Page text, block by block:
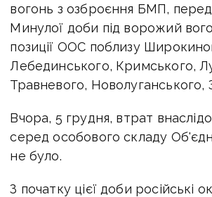
вогонь з озброєння БМП,
Минулої доби під ворожий
позиції ООС поблизу
Лебединського, Кримського,
Травневого, Новолуганського,
Вчора, 5 грудня, втрат
серед особового складу
не було.
З початку цієї доби російські